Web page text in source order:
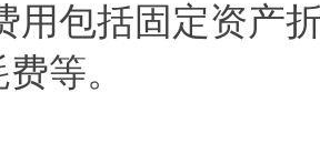
用包括固定资产
等。